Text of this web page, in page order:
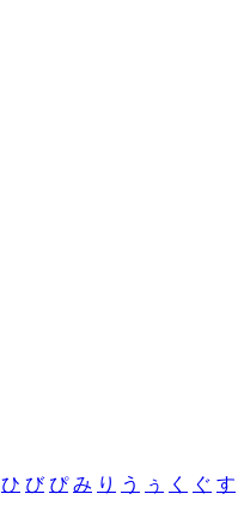
ひ び ぴ み り う ぅ く ぐ す